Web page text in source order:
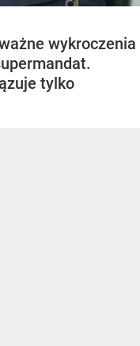
wykroczenia
tylko